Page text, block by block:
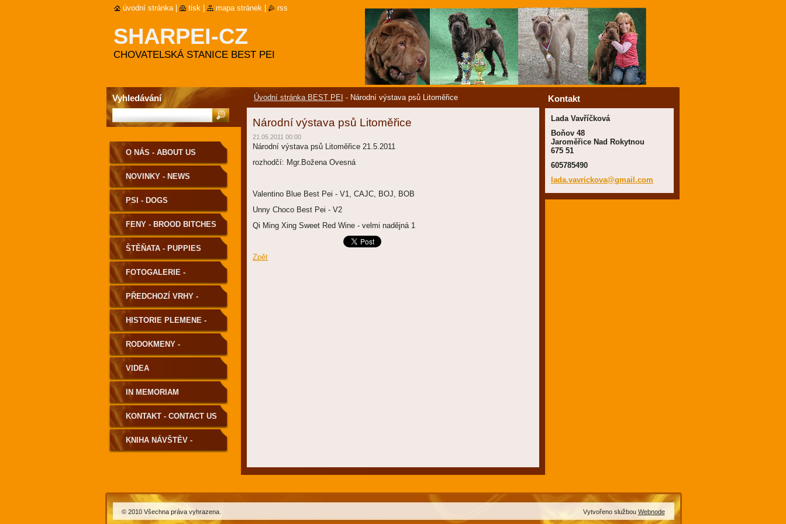
SHARPEI-CZ
CHOVATELSKÁ STANICE BEST PEI
Úvodní stránka BEST PEI - Národní výstava psů Litoměřice
Národní výstava psů Litoměřice
21.05.2011 00:00
Národní výstava psů Litoměřice 21.5.2011
rozhodčí: Mgr.Božena Ovesná
Valentino Blue Best Pei - V1, CAJC, BOJ, BOB
Unny Choco Best Pei - V2
Qi Ming Xing Sweet Red Wine - velmi nadějná 1
Zpět
O NÁS - ABOUT US
NOVINKY - NEWS
PSI - DOGS
FENY - BROOD BITCHES
ŠTĚŇATA - PUPPIES
FOTOGALERIE -
PHOTOGALLERY
PŘEDCHOZÍ VRHY -
PREVIOUS LITTERS
HISTORIE PLEMENE -
HISTORY OF THE BREED
RODOKMENY -
PEDIGREE
VIDEA
IN MEMORIAM
KONTAKT - CONTACT US
KNIHA NÁVŠTĚV -
Kontakt
Lada Vavříčková
Boňov 48
Jaroměřice Nad Rokytnou
675 51
605785490
lada.vavrickova@gmail.com
Vyhledávání
úvodní stránka tisk mapa stránek rss
© 2010 Všechna práva vyhrazena. Vytvořeno službou Webnode